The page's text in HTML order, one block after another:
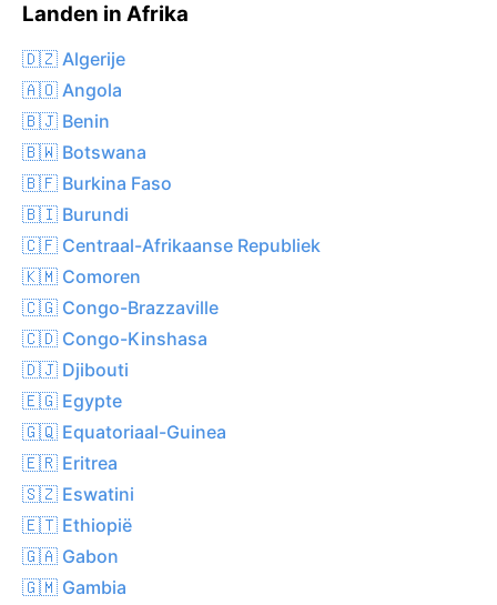
Landen in Afrika
🇩🇿 Algerije
🇦🇴 Angola
🇧🇯 Benin
🇧🇼 Botswana
🇧🇫 Burkina Faso
🇧🇮 Burundi
🇨🇫 Centraal-Afrikaanse Republiek
🇰🇲 Comoren
🇨🇬 Congo-Brazzaville
🇨🇩 Congo-Kinshasa
🇩🇯 Djibouti
🇪🇬 Egypte
🇬🇶 Equatoriaal-Guinea
🇪🇷 Eritrea
🇸🇿 Eswatini
🇪🇹 Ethiopië
🇬🇦 Gabon
🇬🇲 Gambia